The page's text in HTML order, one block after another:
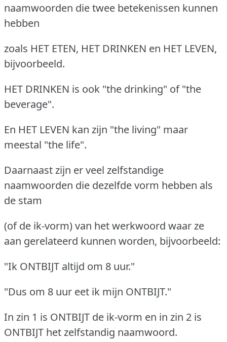
naamwoorden die twee betekenissen kunnen
hebben
zoals HET ETEN, HET DRINKEN en HET LEVEN,
bijvoorbeeld.
HET DRINKEN is ook "the drinking" of "the
beverage".
En HET LEVEN kan zijn "the living" maar
meestal "the life".
Daarnaast zijn er veel zelfstandige
naamwoorden die dezelfde vorm hebben als
de stam
(of de ik-vorm) van het werkwoord waar ze
aan gerelateerd kunnen worden, bijvoorbeeld:
"Ik ONTBIJT altijd om 8 uur."
"Dus om 8 uur eet ik mijn ONTBIJT."
In zin 1 is ONTBIJT de ik-vorm en in zin 2 is
ONTBIJT het zelfstandig naamwoord.